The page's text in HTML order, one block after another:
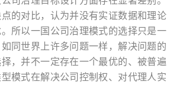
的对比，认为并没有实证数据和理论
所以一国公司治理模式的选择只是一
同世界上许多问题一样，解决问题的
，并不一定存在一个最优的、被普遍
模式在解决公司控制权、对代理人实